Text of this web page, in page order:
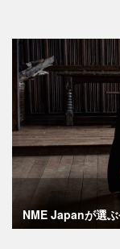
NME Japanが選